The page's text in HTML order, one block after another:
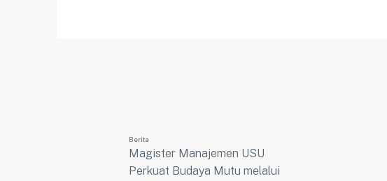
Berita
Magister Manajemen USU
Perkuat Budaya Mutu melalui